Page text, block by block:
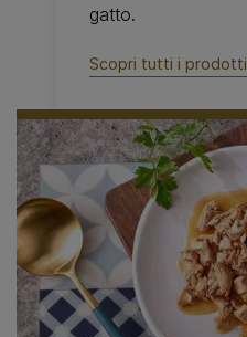
gatto.
Scopri tutti i prodotti